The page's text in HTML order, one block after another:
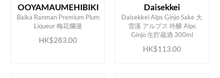
OOYAMAUMEHIBIKI
Baika Ranman Premium Plum
Liqueur 梅花爛漫
HK$283.00
ADD TO CART
Daisekkei
Daisekkei Alps Ginjo Sake 大
雪溪 アルプス 吟醸 Alps
Ginjo 生貯蔵酒 300ml
HK$113.00
ADD TO CART